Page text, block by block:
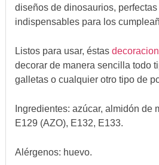
diseños de dinosaurios,
indispensables para los
Listos para usar, éstas
decorar de manera sencilla todo
galletas o cualquier otro tipo de
Ingredientes: azúcar, almidón de
E129 (AZO), E132, E133.
Alérgenos: huevo.